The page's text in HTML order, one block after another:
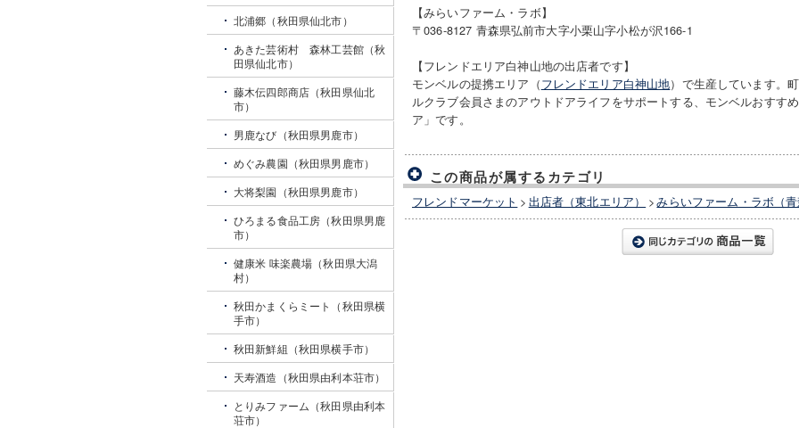
【みらいファーム・ラボ】
〒036-8127 青森県弘前市大字小栗山字小松が沢166-1
【フレンドエリア白神山地の出店者です】
モンベルの提携エリア（フレンドエリア白神山地）で生産しています。
ルクラブ会員さまのアウトドアライフをサポートする、モンベルおすす
ア」です。
この商品が属するカテゴリ
フレンドマーケット > 出店者（東北エリア） >みらいファーム・ラボ（青
北浦郷（秋田県仙北市）
あきた芸術村 森林工芸館（秋
田県仙北市）
藤木伝四郎商店（秋田県仙北
市）
男鹿なび（秋田県男鹿市）
めぐみ農園（秋田県男鹿市）
大将梨園（秋田県男鹿市）
ひろまる食品工房（秋田県男鹿
市）
健康米 味楽農場（秋田県大潟
村）
秋田かまくらミート（秋田県横
手市）
秋田新鮮組（秋田県横手市）
天寿酒造（秋田県由利本荘市）
とりみファーム（秋田県由利本
荘市）